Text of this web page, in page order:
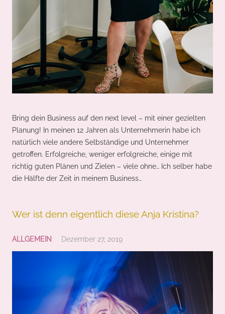
Bring dein Business auf den next level – mit einer gezielten
Planung! In meinen 12 Jahren als Unternehmerin habe ich
natürlich viele andere Selbständige und Unternehmer
getroffen. Erfolgreiche, weniger erfolgreiche, einige mit
richtig guten Plänen und Zielen – viele ohne… Ich selber habe
die Hälfte der Zeit in meinem Business…
Wer ist denn eigentlich diese Anja Kristina?
ALLGEMEIN Dezember 27, 2019